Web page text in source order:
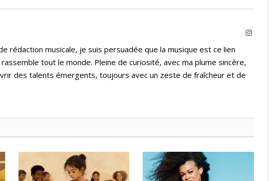
Instagram
rédaction musicale, je suis persuadée que la musique est ce lien
tout le monde. Pleine de curiosité, avec ma plume sincère,
des talents émergents, toujours avec un zeste de fraîcheur et de